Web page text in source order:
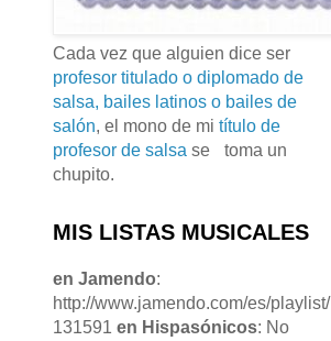
Cada vez que alguien dice ser
profesor titulado o diplomado de
salsa, bailes latinos o bailes de
salón, el mono de mi título de
profesor de salsa se
toma un
chupito.
MIS LISTAS MUSICALES
en Jamendo:
http://www.jamendo.com/es/playlist/
131591 en Hispasónicos: No